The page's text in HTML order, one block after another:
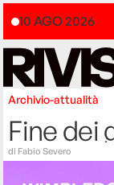
10 AGO 2026
Archivio-attualità
Fine dei
di Fabio Severo